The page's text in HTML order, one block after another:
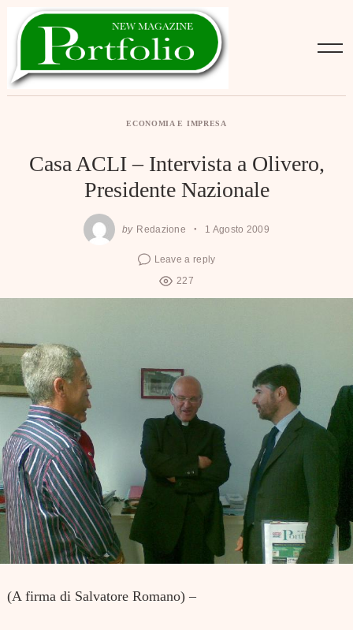
ECONOMIA E IMPRESA
Casa ACLI – Intervista a Olivero,
Presidente Nazionale
by Redazione 1 Agosto 2009
Leave a reply
227
(A firma di Salvatore Romano) –